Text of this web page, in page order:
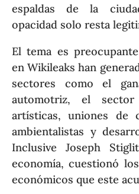
espaldas de la
opacidad solo resta
El tema es
en Wikileaks han
sectores como el
automotriz, el sector
artísticas, uniones de
ambientalistas y
Inclusive Joseph
economía, cuestionó
económicos que este